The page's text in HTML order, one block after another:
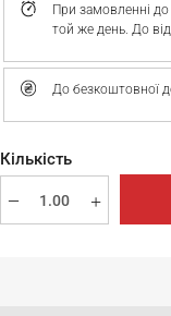
При замовленні
той же день. До
До безкоштовної
Кількість